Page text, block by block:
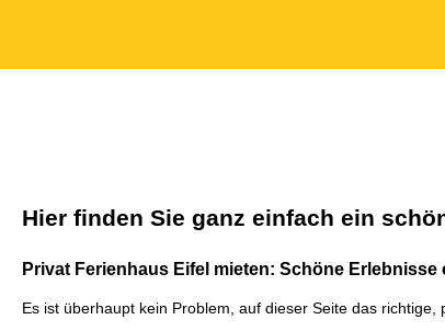
Hier finden Sie ganz einfach ein
Privat Ferienhaus Eifel mieten: Schöne Erlebnisse
Es ist überhaupt kein Problem, auf dieser Seite das richtige,